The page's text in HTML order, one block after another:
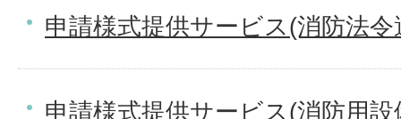
申請様式提供サービス(消防法
申請様式提供サービス(消防用